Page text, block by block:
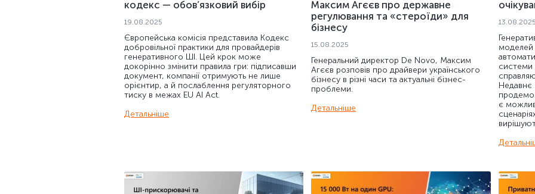
кодекс — обов’язковий вибір
19.08.2025
Європейська комісія представила Кодекс
добровільної практики для провайдерів
генеративного ШІ. Цей крок може
докорінно змінити правила гри: підписавши
документ, компанії отримують не лише
орієнтир, а й послаблення регуляторного
тиску в межах EU AI Act.
Детальніше
Максим Агєєв про державне
регулювання та «стероїди» для
бізнесу
15.08.2025
Генеральний директор De Novo, Максим
Агєєв розповів про драйвери українського
бізнесу в різні часи та актуальні бізнес-
проблеми.
Детальніше
моделей
системи
Недавнє
є